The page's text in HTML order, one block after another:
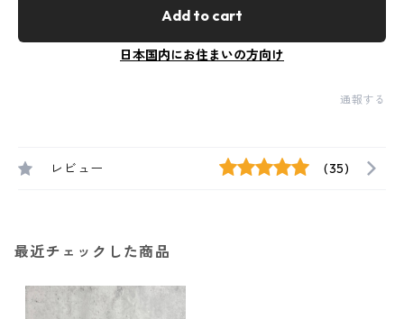
Add to cart
日本国内にお住まいの方向け
通報する
レビュー (35)
最近チェックした商品